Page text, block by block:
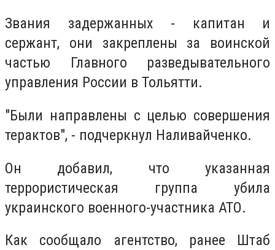
Звания задержанных - капитан и
сержант, они закреплены за воинской
частью Главного разведывательного
управления России в Тольятти.
"Были направлены с целью совершения
терактов", - подчеркнул Наливайченко.
Он добавил, что указанная
террористическая группа убила
украинского военного-участника АТО.
Как сообщало агентство, ранее Штаб